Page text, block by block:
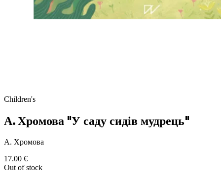
Children's
А. Хромова "У саду сидів мудрець"
А. Хромова
17.00 €
Out of stock